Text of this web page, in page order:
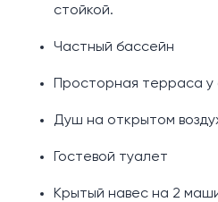
стойкой.
Частный бассейн
Просторная терраса у
Душ на открытом
Гостевой туалет
Крытый навес на 2